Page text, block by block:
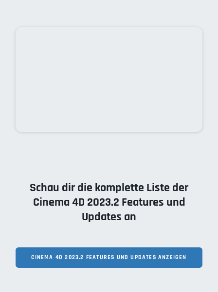
Schau dir die komplette Liste der
Cinema 4D 2023.2 Features und
Updates an
CINEMA 4D 2023.2 FEATURES UND UPDATES ANZEIGEN